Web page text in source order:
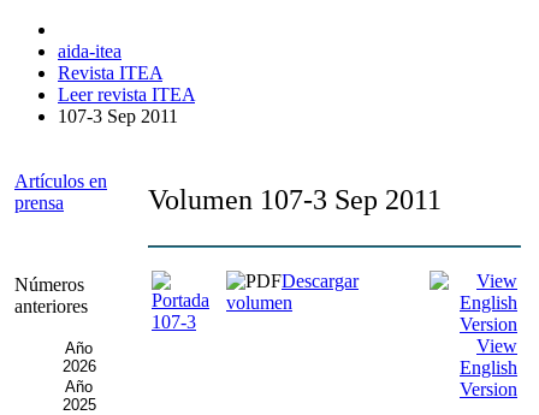
aida-itea
Revista ITEA
Leer revista ITEA
107-3 Sep 2011
Artículos en
prensa
Números
anteriores
Año
2026
Año
2025
Volumen 107-3 Sep 2011
Descargar
volumen
View
English
Version